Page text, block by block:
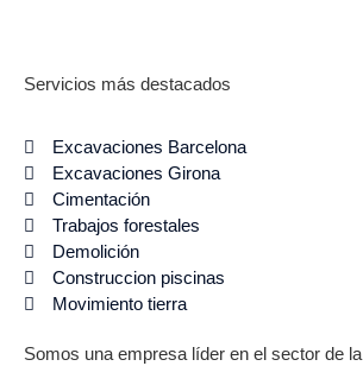
Servicios más destacados
Excavaciones Barcelona
Excavaciones Girona
Cimentación
Trabajos forestales
Demolición
Construccion piscinas
Movimiento tierra
Somos una empresa líder en el sector de la